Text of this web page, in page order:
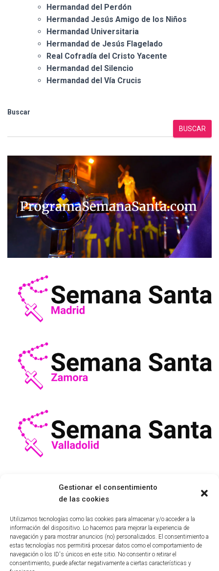
Gestionar el consentimiento
de las cookies
Utilizamos tecnologías como las cookies para almacenar y/o acceder a la
información del dispositivo. Lo hacemos para mejorar la experiencia de
navegación y para mostrar anuncios (no) personalizados. El consentimiento a
estas tecnologías nos permitirá procesar datos como el comportamiento de
navegación o los ID's únicos en este sitio. No consentir o retirar el
consentimiento, puede afectar negativamente a ciertas características y
Hermandad del Perdón
Hermandad Jesús Amigo de los Niños
Hermandad Universitaria
Hermandad de Jesús Flagelado
Real Cofradía del Cristo Yacente
Hermandad del Silencio
Hermandad del Vía Crucis
Buscar
BUSCAR
AVISO LEGAL COFRADÍAS SEMANA SANTA SALAMANCA
HISTORIA SEMANA SANTA SALAMANCA ITINERARIOS
POLÍTICA DE COOKIES POLÍTICA DE PRIVACIDAD